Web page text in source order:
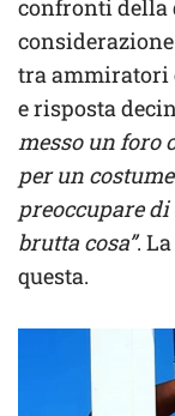
confronti della
tra ammiratori
e risposta
messo un foro
per un
preoccupare
brutta cosa”.
questa.